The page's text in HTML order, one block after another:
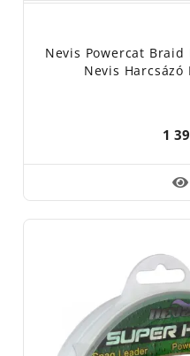
Nevis Powercat Braid
Nevis
1